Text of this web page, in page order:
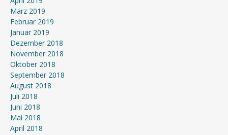
März 2019
Februar 2019
Januar 2019
Dezember 2018
November 2018
Oktober 2018
September 2018
August 2018
Juli 2018
Juni 2018
Mai 2018
April 2018